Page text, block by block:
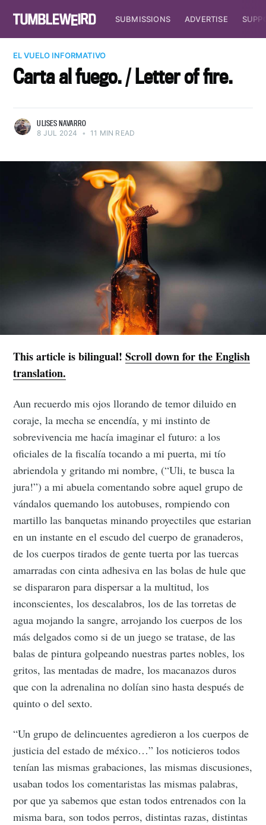
SUBMISSIONS ADVERTISE
EL VUELO INFORMATIVO
Carta al fuego. / Letter of fire.
ULISES NAVARRO
8 JUL 2024 • 11 MIN READ
This article is bilingual!Scroll down for the English
translation.
Aun recuerdo mis ojos llorando de temor diluido en
coraje, la mecha se encendía, y mi instinto de
sobrevivencia me hacía imaginar el futuro: a los
oficiales de la fiscalía tocando a mi puerta, mi tío
abriendola y gritando mi nombre, (“Uli, te busca la
jura!”) a mi abuela comentando sobre aquel grupo de
vándalos quemando los autobuses, rompiendo con
martillo las banquetas minando proyectiles que estarian
en un instante en el escudo del cuerpo de granaderos,
de los cuerpos tirados de gente tuerta por las tuercas
amarradas con cinta adhesiva en las bolas de hule que
se dispararon para dispersar a la multitud, los
inconscientes, los descalabros, los de las torretas de
agua mojando la sangre, arrojando los cuerpos de los
más delgados como si de un juego se tratase, de las
balas de pintura golpeando nuestras partes nobles, los
gritos, las mentadas de madre, los macanazos duros
que con la adrenalina no dolían sino hasta después de
quinto o del sexto.
“Un grupo de delincuentes agredieron a los cuerpos de
justicia del estado de méxico…” los noticieros todos
tenían las mismas grabaciones, las mismas discusiones,
usaban todos los comentaristas las mismas palabras,
por que ya sabemos que estan todos entrenados con la
misma bara, son todos perros, distintas razas, distintas